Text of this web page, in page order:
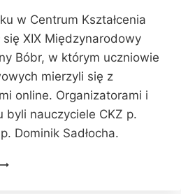
w Centrum Kształcenia
XIX Międzynarodowy
Bóbr, w którym uczniowie
mierzyli się z
online. Organizatorami i
byli nauczyciele CKZ p.
Dominik Sadłocha.
XIX